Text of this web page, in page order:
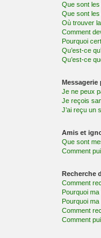
Que sont
Que sont les
Où trouver
Comment
Pourquoi
Qu’est-ce
Qu’est-ce
Messagerie
Je ne peux
Je reçois
J’ai reçu un
Amis et
Que sont
Comment
Recherche
Comment
Pourquoi
Pourquoi
Comment
Comment